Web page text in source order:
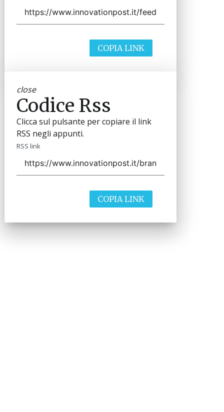
COPIA LINK
close
Codice Rss
Clicca sul pulsante per copiare il link
RSS negli appunti.
RSS link
COPIA LINK